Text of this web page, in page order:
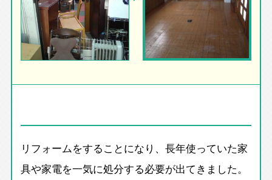
リフォームをすることになり、長年使っていた家
具や家電を一気に処分する必要が出てきました。